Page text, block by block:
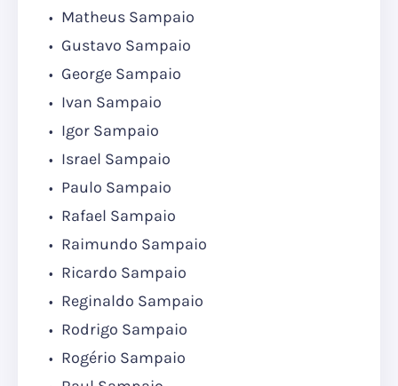
Matheus Sampaio
Gustavo Sampaio
George Sampaio
Ivan Sampaio
Igor Sampaio
Israel Sampaio
Paulo Sampaio
Rafael Sampaio
Raimundo Sampaio
Ricardo Sampaio
Reginaldo Sampaio
Rodrigo Sampaio
Rogério Sampaio